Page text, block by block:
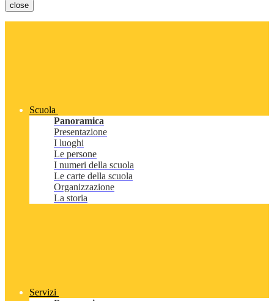
close
Scuola
Panoramica
Presentazione
I luoghi
Le persone
I numeri della scuola
Le carte della scuola
Organizzazione
La storia
Servizi